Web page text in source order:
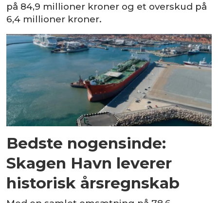
på 84,9 millioner kroner og et overskud på
6,4 millioner kroner.
Bedste nogensinde:
Skagen Havn leverer
historisk årsregnskab